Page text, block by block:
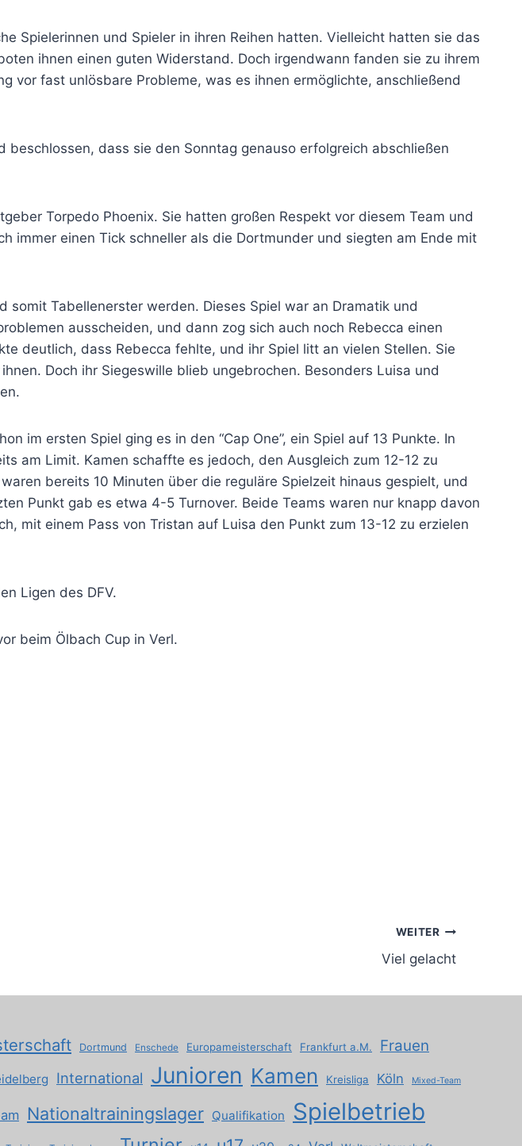
Spielerinnen und Spieler in ihren Reihen hatten. Vielleicht hatten sie das
ihnen einen guten Widerstand. Doch irgendwann fanden sie zu ihrem
vor fast unlösbare Probleme, was es ihnen ermöglichte, anschließend
dass sie den Sonntag genauso erfolgreich abschließen
Torpedo Phoenix. Sie hatten großen Respekt vor diesem Team und
immer einen Tick schneller als die Dortmunder und siegten am Ende mit
Tabellenerster werden. Dieses Spiel war an Dramatik und
ausscheiden, und dann zog sich auch noch Rebecca einen
deutlich, dass Rebecca fehlte, und ihr Spiel litt an vielen Stellen. Sie
Doch ihr Siegeswille blieb ungebrochen. Besonders Luisa und
im ersten Spiel ging es in den “Cap One”, ein Spiel auf 13 Punkte. In
am Limit. Kamen schaffte es jedoch, den Ausgleich zum 12-12 zu
bereits 10 Minuten über die reguläre Spielzeit hinaus gespielt, und
Punkt gab es etwa 4-5 Turnover. Beide Teams waren nur knapp davon
mit einem Pass von Tristan auf Luisa den Punkt zum 13-12 zu erzielen
Ligen des DFV.
beim Ölbach Cup in Verl.
WEITER
Viel gelacht
Dortmund Enschede Europameisterschaft Frankfurt a.M. Frauen
International Junioren Kamen Kreisliga Köln Mixed-Team
Nationaltrainingslager Qualifikation Spielbetrieb